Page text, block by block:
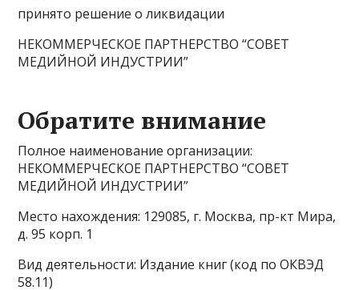
принято решение о ликвидации
НЕКОММЕРЧЕСКОЕ ПАРТНЕРСТВО “СОВЕТ
МЕДИЙНОЙ ИНДУСТРИИ”
Обратите внимание
Полное наименование организации:
НЕКОММЕРЧЕСКОЕ ПАРТНЕРСТВО “СОВЕТ
МЕДИЙНОЙ ИНДУСТРИИ”
Место нахождения: 129085, г. Москва, пр-кт Мира,
д. 95 корп. 1
Вид деятельности: Издание книг (код по ОКВЭД
58.11)